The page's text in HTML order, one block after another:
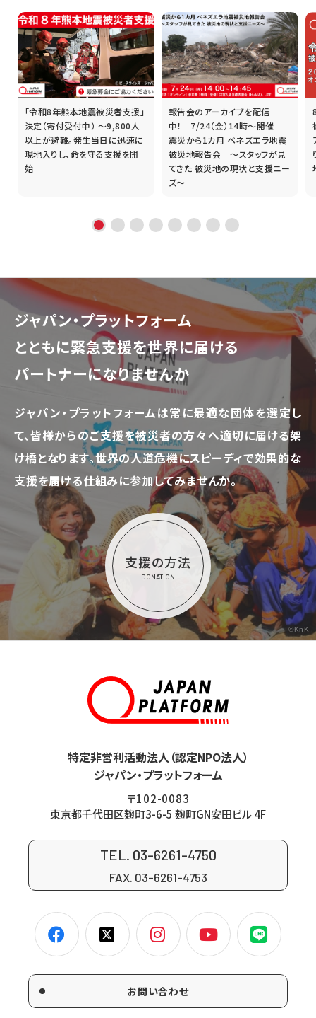
「令和8年熊本地震被災者支援」
決定（寄付受付中） ～9,800人
以上が避難。発生当日に迅速に
現地入りし、命を守る支援を開
始
報告会のアーカイブを配信
中！ 7/24（金）14時～開催
震災から1カ月 ベネズエラ地震
被災地報告会 ～スタッフが見
てきた 被災地の現状と支援ニー
ズ～
ジャパン・プラットフォーム
とともに緊急支援を世界に届ける
パートナーになりませんか
ジャパン・プラットフォームは常に最適な団体を選定し
て、皆様からのご支援を被災者の方々へ適切に届ける架
け橋となります。世界の人道危機にスピーディで効果的な
支援を届ける仕組みに参加してみませんか。
支援の方法
DONATION
©KnK
特定非営利活動法人（認定NPO法人）
ジャパン・プラットフォーム
〒102-0083
東京都千代田区麹町3-6-5 麹町GN安田ビル 4F
TEL. 03-6261-4750
FAX. 03-6261-4753
お問い合わせ